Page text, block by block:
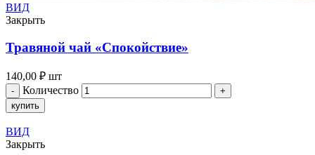
ВИД
Закрыть
Травяной чай «Спокойствие»
140,00 ₽ шт
Количество
купить
ВИД
Закрыть